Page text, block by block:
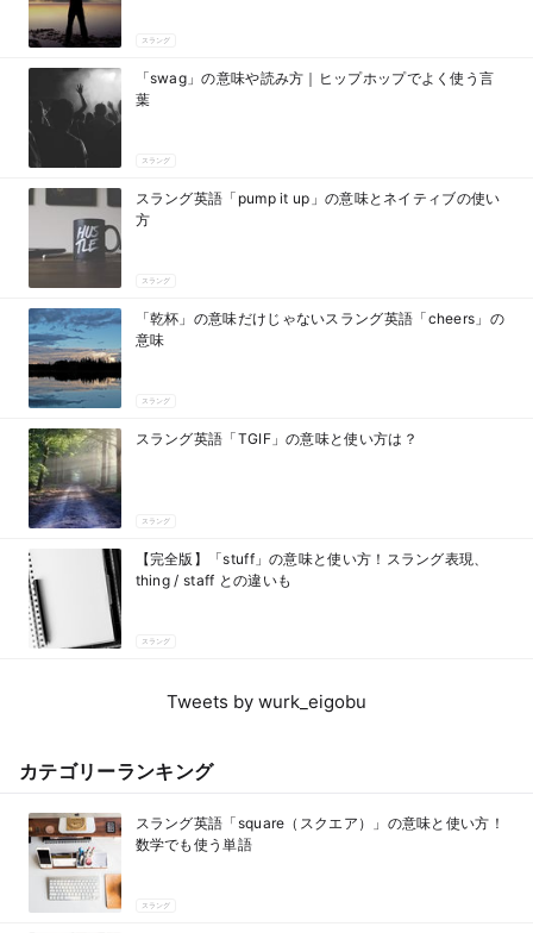
スラング
「swag」の意味や読み方｜ヒップホップでよく使う言
葉
スラング
スラング英語「pump it up」の意味とネイティブの使い
方
スラング
「乾杯」の意味だけじゃないスラング英語「cheers」の
意味
スラング
スラング英語「TGIF」の意味と使い方は？
スラング
【完全版】「stuff」の意味と使い方！スラング表現、
thing / staff との違いも
スラング
Tweets by wurk_eigobu
カテゴリーランキング
スラング英語「square（スクエア）」の意味と使い方！
数学でも使う単語
スラング